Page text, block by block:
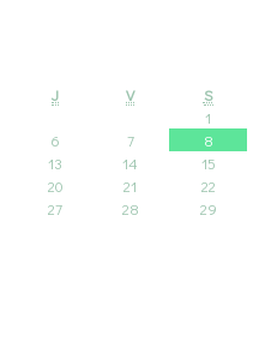
J V
S
1
6 7
8
13 14
15
20 21
22
27 28
29